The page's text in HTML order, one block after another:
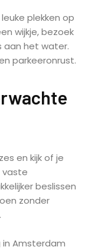
plekken op
wijkje, bezoek
aan het water.
parkeeronrust.
en kijk of je
vaste
beslissen
zonder
Amsterdam